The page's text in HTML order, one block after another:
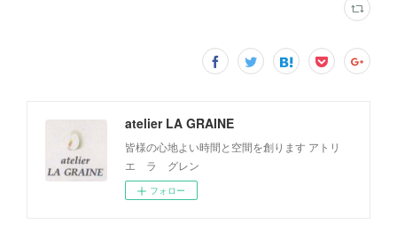
atelier LA GRAINE
皆様の心地よい時間と空間を創ります アトリ
エ ラ グレン
フォロー